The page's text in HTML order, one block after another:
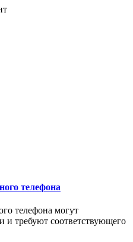
телефона
телефона могут
и требуют соответствующего